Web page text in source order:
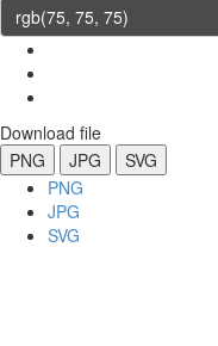
Download file
PNG
JPG
SVG
PNG
JPG
SVG